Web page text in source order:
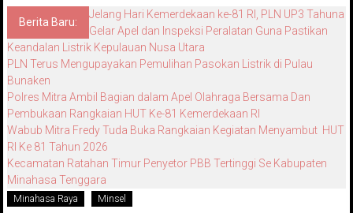
Berita Baru:
Jelang Hari Kemerdekaan ke-81 RI, PLN UP3 Tahuna
Gelar Apel dan Inspeksi Peralatan Guna Pastikan
Keandalan Listrik Kepulauan Nusa Utara
PLN Terus Mengupayakan Pemulihan Pasokan Listrik di Pulau
Bunaken
Polres Mitra Ambil Bagian dalam Apel Olahraga Bersama Dan
Pembukaan Rangkaian HUT Ke-81 Kemerdekaan RI
Wabub Mitra Fredy Tuda Buka Rangkaian Kegiatan Menyambut HUT
RI Ke 81 Tahun 2026
Kecamatan Ratahan Timur Penyetor PBB Tertinggi Se Kabupaten
Minahasa Tenggara
Minahasa Raya Minsel